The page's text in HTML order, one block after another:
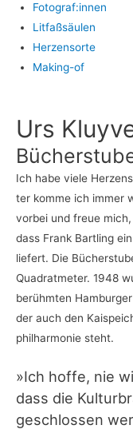
Fotograf:innen
Lit­faß­säu­len
Her­zens­or­te
Making-of
Urs
Ich habe vie­le
ter kom­me ich immer
vor­bei und freue
dass Frank Bart­ling
lie­fert. Die
Qua­drat­me­ter. 1948
berühm­ten
der auch den
phil­har­mo­nie steht.
»Ich hof­fe, nie
dass die
geschlos­sen